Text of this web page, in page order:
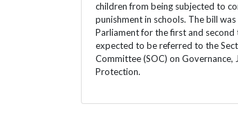
children from being subjected to
punishment in schools. The bill was
Parliament for the first and second
expected to be referred to the
Committee (SOC) on Governance,
Protection.